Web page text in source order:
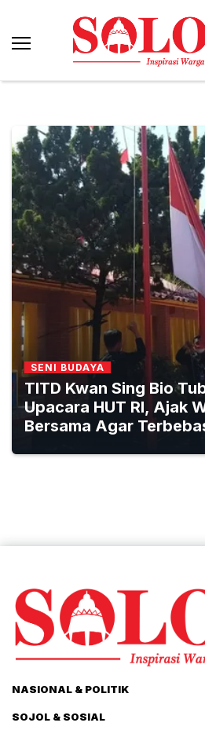
SENI BUDAYA
TITD Kwan Sing Bio
Upacara HUT RI, Ajak
Bersama Agar
NASIONAL & POLITIK
SOJOL & SOSIAL